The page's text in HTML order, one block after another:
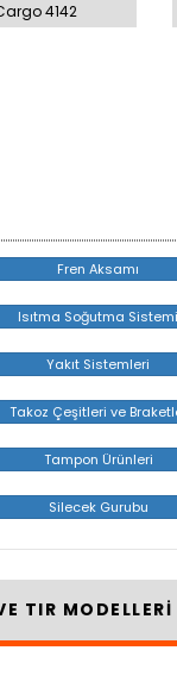
4142
Fren Aksamı
Isıtma Soğutma
Yakıt Sistemleri
Takoz Çeşitleri ve
Tampon Ürünleri
Silecek Gurubu
TIR MODELLERİ